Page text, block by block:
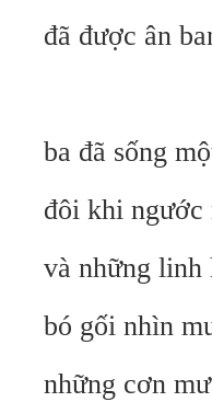
đã được ân
ba đã sống
đôi khi ngước
và những linh
bó gối nhìn
những cơn